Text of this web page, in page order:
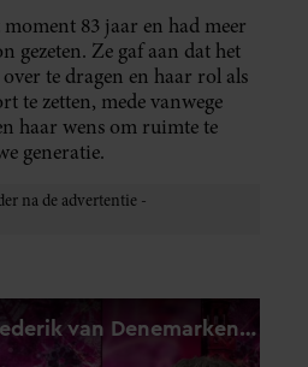
83 jaar en had meer
gezeten. Ze gaf aan dat het
te dragen en haar rol als
te zetten, mede vanwege
haar wens om ruimte te
generatie.